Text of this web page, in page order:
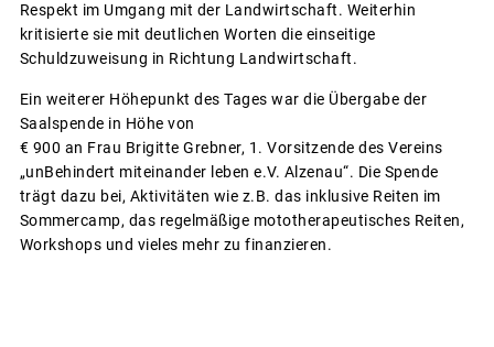
Respekt im Umgang mit der Landwirtschaft. Weiterhin
kritisierte sie mit deutlichen Worten die einseitige
Schuldzuweisung in Richtung Landwirtschaft.
Ein weiterer Höhepunkt des Tages war die Übergabe der
Saalspende in Höhe von
€ 900 an Frau Brigitte Grebner, 1. Vorsitzende des Vereins
„unBehindert miteinander leben e.V. Alzenau“. Die Spende
trägt dazu bei, Aktivitäten wie z.B. das inklusive Reiten im
Sommercamp, das regelmäßige mototherapeutisches Reiten,
Workshops und vieles mehr zu finanzieren.